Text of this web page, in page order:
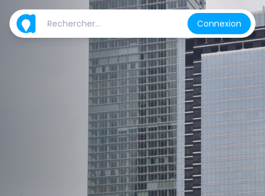
Connexion